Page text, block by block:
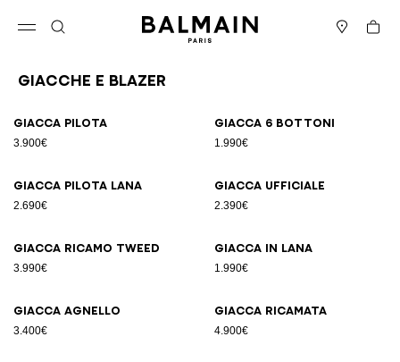
Giacche e blazer
Giacca pilota
3.900€
Giacca 6 bottoni
1.990€
Giacca pilota lana
2.690€
Giacca ufficiale
2.390€
Giacca ricamo tweed
3.990€
Giacca in lana
1.990€
Giacca agnello
3.400€
Giacca ricamata
4.900€